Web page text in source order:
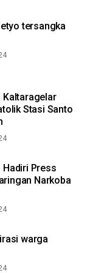
tersangka
Kaltaragelar
Stasi Santo
Hadiri Press
Narkoba
warga